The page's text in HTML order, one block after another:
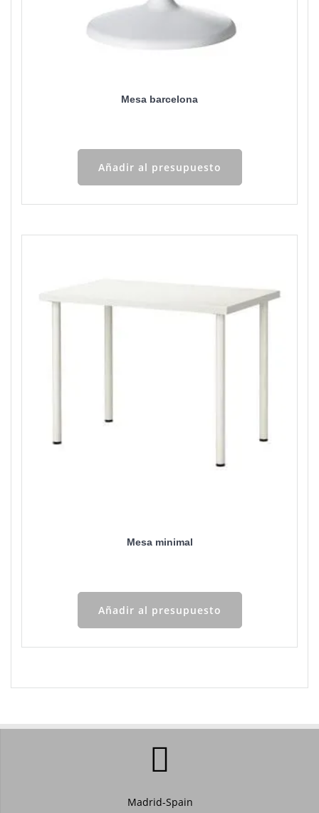
Mesa barcelona
Añadir al presupuesto
Mesa minimal
Añadir al presupuesto
Madrid-Spain